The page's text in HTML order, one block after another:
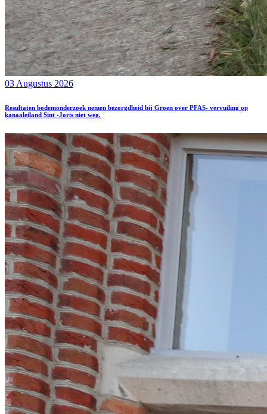
03 Augustus 2026
Resultaten bodemonderzoek nemen bezorgdheid bij Groen over PFAS- vervuiling op
kanaaleiland Sint -Joris niet weg.